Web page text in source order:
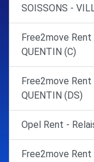
SOISSONS -
Free2move Rent
QUENTIN (C)
Free2move Rent
QUENTIN (DS)
Opel Rent -
Free2move Rent